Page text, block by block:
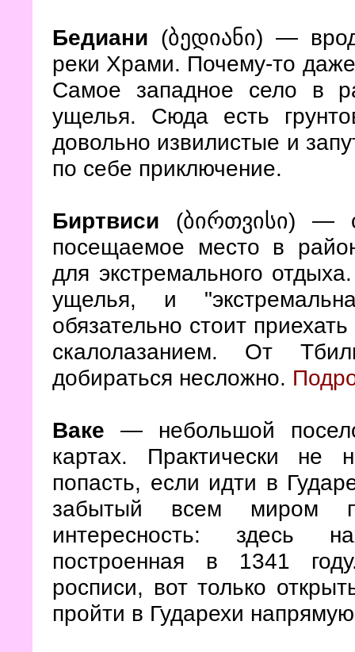
Бедиани (ბედიანი) —
реки Храми. Почему-то
Самое западное село в
ущелья. Сюда есть
довольно извилистые и
по себе приключение.
Биртвиси (ბირთვისი) —
посещаемое место в
для экстремального
ущелья, и
обязательно стоит
скалолазанием. От
добираться несложно.
Ваке — небольшой
картах. Практически не
попасть, если идти в
забытый всем миром
интересность: здесь
построенная в 1341
росписи, вот только
пройти в Гударехи